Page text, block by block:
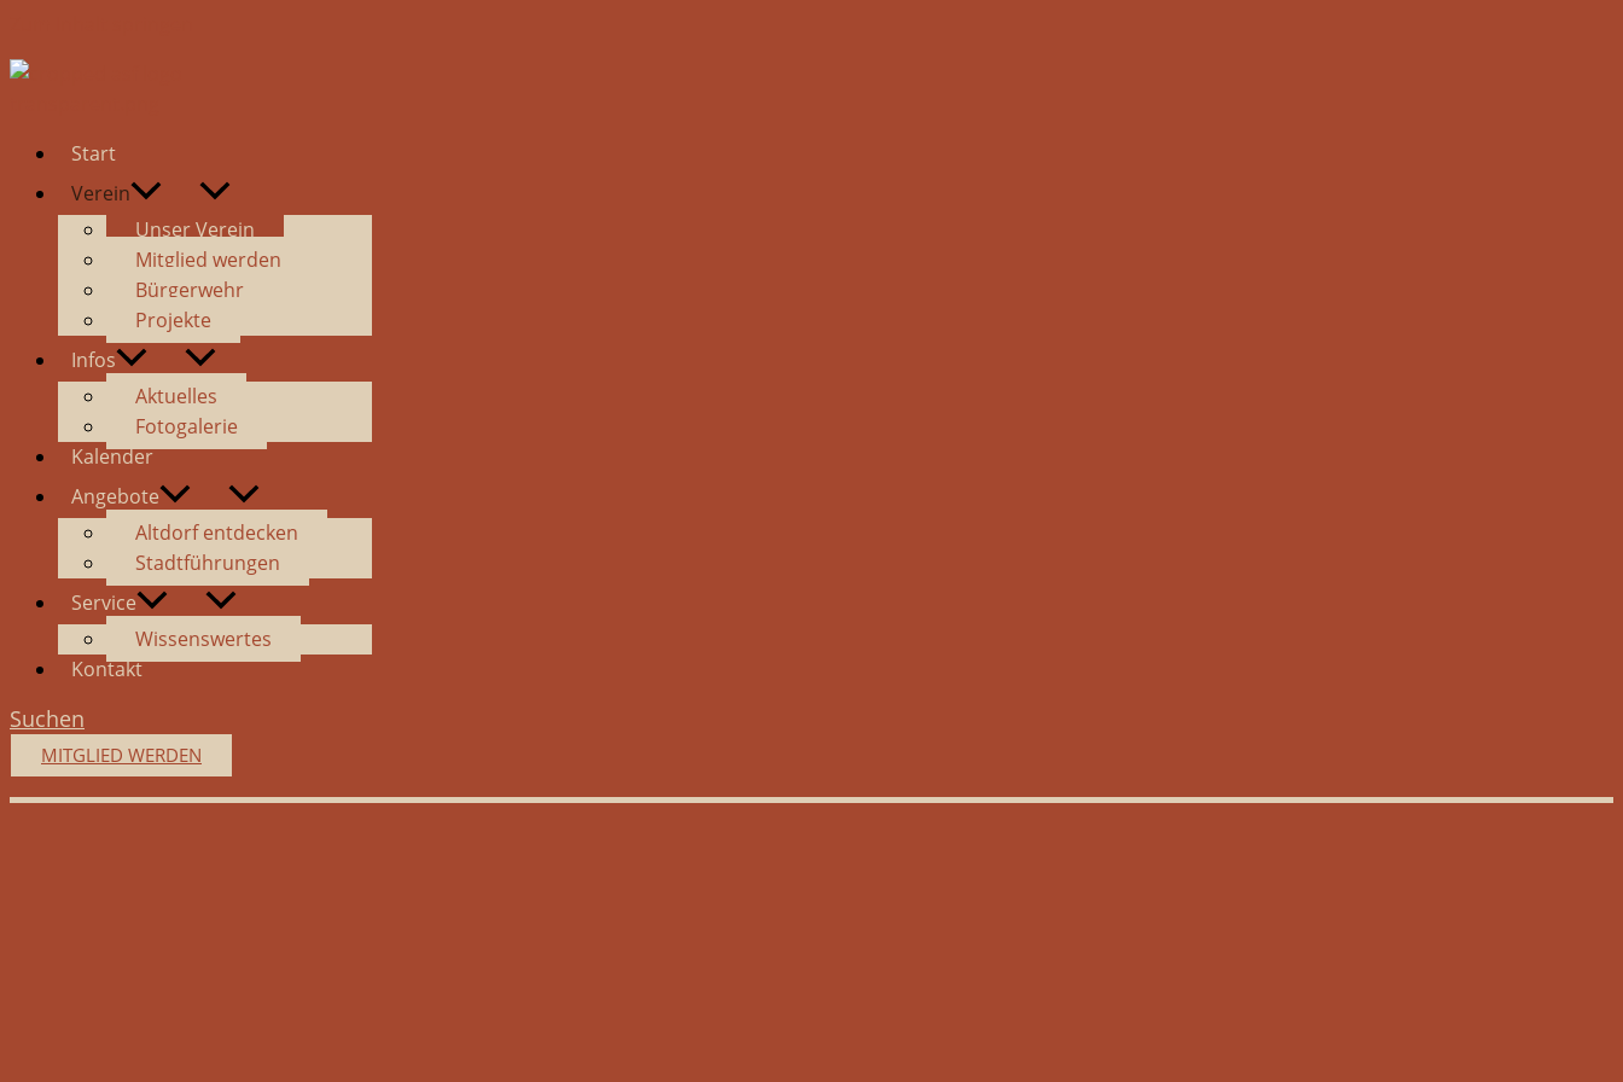
Start
Verein
Unser Verein
Mitglied werden
Bürgerwehr
Projekte
Infos
Aktuelles
Fotogalerie
Kalender
Angebote
Altdorf entdecken
Stadtführungen
Service
Wissenswertes
Kontakt
Suchen
MITGLIED WERDEN